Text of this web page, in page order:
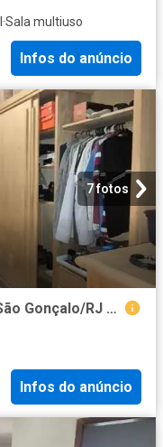
·Sala multiuso
Infos do anúncio
7 fotos
Casa / Sobrado para Venda em São Gonçalo/RJ Engenho Pequeno 2 Quartos
Infos do anúncio